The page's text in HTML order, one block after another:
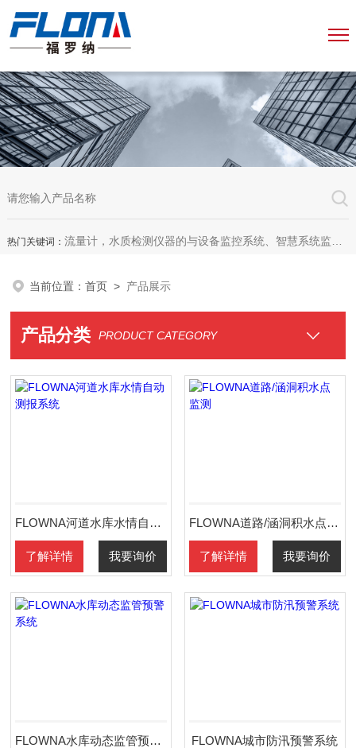
热门关键词： 流量计，水质检测仪器的与设备监控系统、智慧系统监测平台、智慧管网监测系统、园区安全生产与消防安全一体化系统
当前位置：首页 > 产品展示
产品分类 PRODUCT CATEGORY
FLOWNA河道水库水情自动测报系统
了解详情 我要询价
FLOWNA道路/涵洞积水点监测
了解详情 我要询价
FLOWNA水库动态监管预警系统 FLOWNA城市防汛预警系统